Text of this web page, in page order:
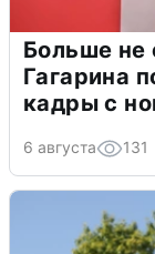
Больше не
Гагарина
кадры с
6 августа 131